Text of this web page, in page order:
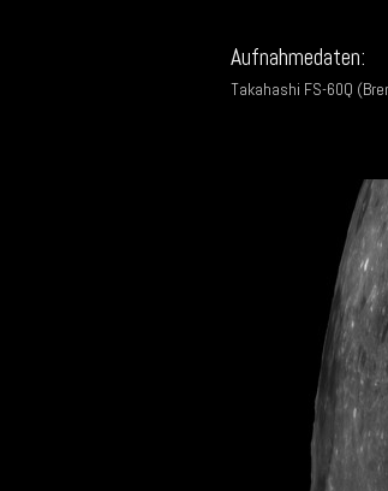
Aufnahmedaten:
Takahashi FS-60Q